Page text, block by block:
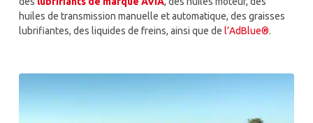
huiles de transmission manuelle et automatique, des graisses
lubrifiantes, des liquides de freins, ainsi que del’AdBlue®.